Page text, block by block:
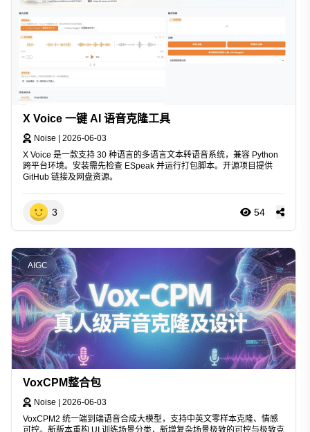
X Voice 一键 AI 语音克隆工具
Noise | 2026-06-03
X Voice 是一款支持 30 种语言的多语言文本转语音系统，兼容 Python
跨平台环境。安装需先检查 ESpeak 并运行打包脚本。开源项目提供
GitHub 链接及网盘资源。
3 54
AIGC
VoxCPM整合包
Noise | 2026-06-03
VoxCPM2 统一端到端语音合成大模型，支持中英文零样本克隆、情感
可控。新版本重构 UI 训练场景分类，新增复杂场景极致的可控与极致克